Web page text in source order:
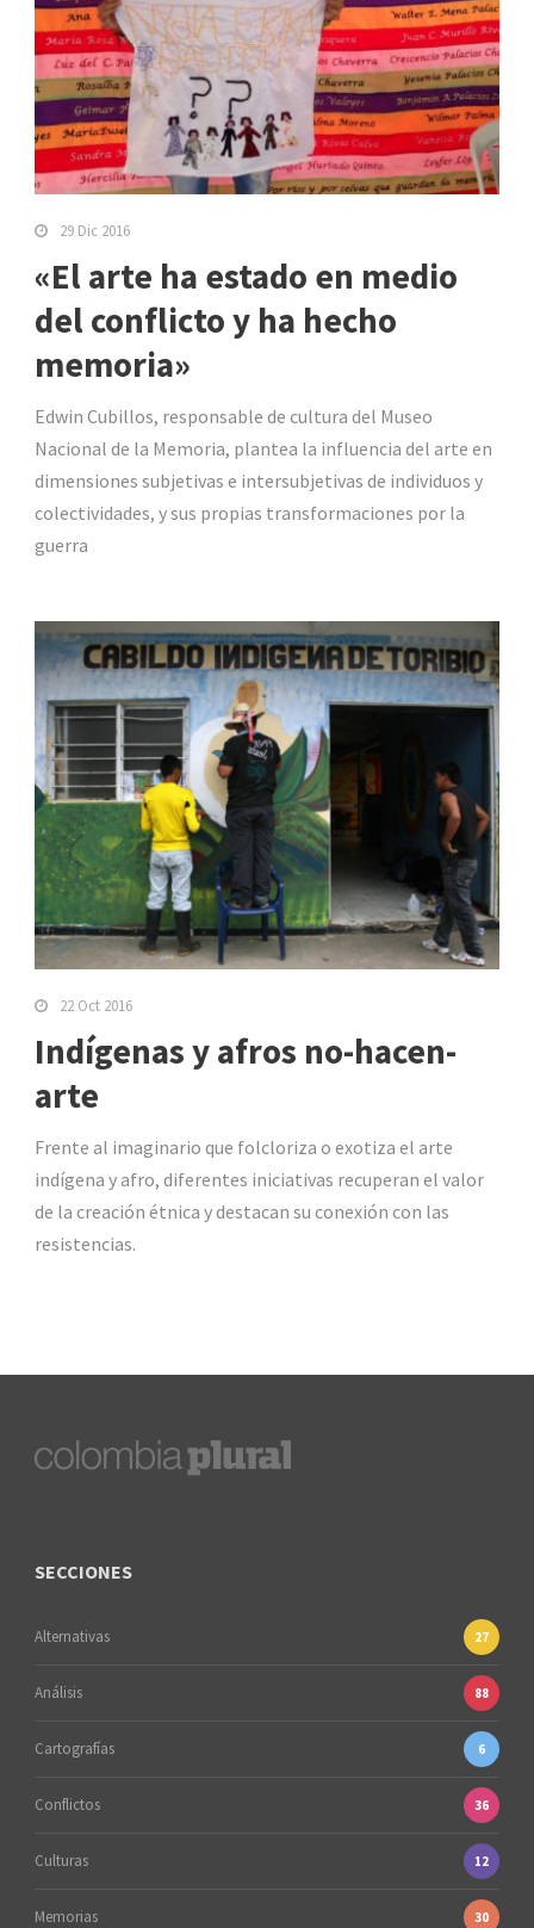
29 Dic 2016
«El arte ha estado en medio
del conflicto y ha hecho
memoria»
Edwin Cubillos, responsable de cultura del Museo
Nacional de la Memoria, plantea la influencia del arte en
dimensiones subjetivas e intersubjetivas de individuos y
colectividades, y sus propias transformaciones por la
guerra
22 Oct 2016
Indígenas y afros no-hacen-
arte
Frente al imaginario que folcloriza o exotiza el arte
indígena y afro, diferentes iniciativas recuperan el valor
de la creación étnica y destacan su conexión con las
resistencias.
SECCIONES
Alternativas 27
Análisis 88
Cartografías 6
Conflictos 36
Culturas 12
Memorias 30